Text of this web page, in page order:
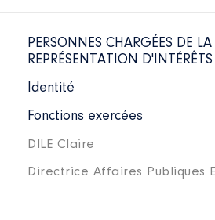
PERSONNES CHARGÉES DE LA
REPRÉSENTATION D'INTÉRÊTS
Identité
Fonctions exercées
DILE Claire
Directrice Affaires Publiques